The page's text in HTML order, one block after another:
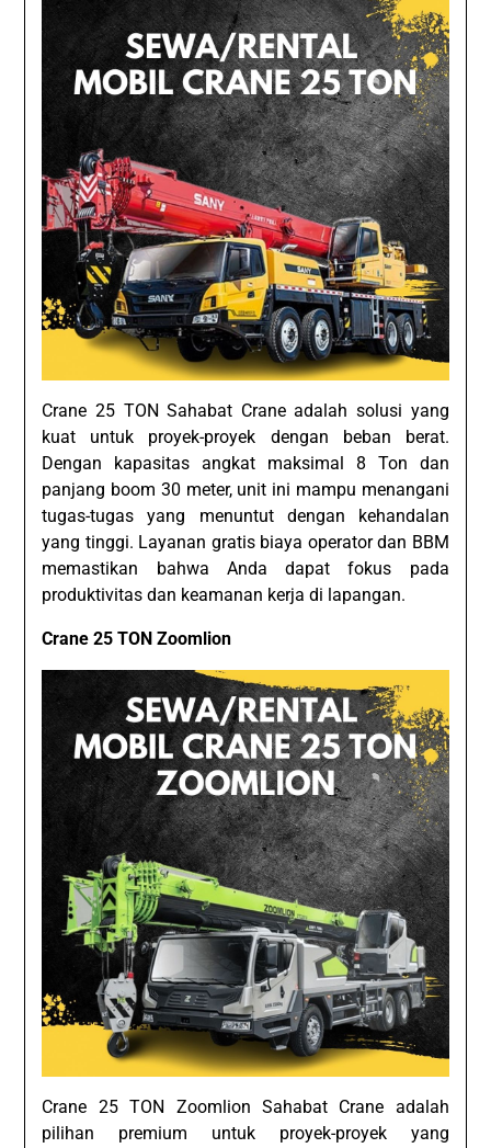
Crane 25 TON Sahabat Crane adalah solusi yang
kuat untuk proyek-proyek dengan beban berat.
Dengan kapasitas angkat maksimal 8 Ton dan
panjang boom 30 meter, unit ini mampu menangani
tugas-tugas yang menuntut dengan kehandalan
yang tinggi. Layanan gratis biaya operator dan BBM
memastikan bahwa Anda dapat fokus pada
produktivitas dan keamanan kerja di lapangan.
Crane 25 TON Zoomlion
Crane 25 TON Zoomlion Sahabat Crane adalah
pilihan premium untuk proyek-proyek yang